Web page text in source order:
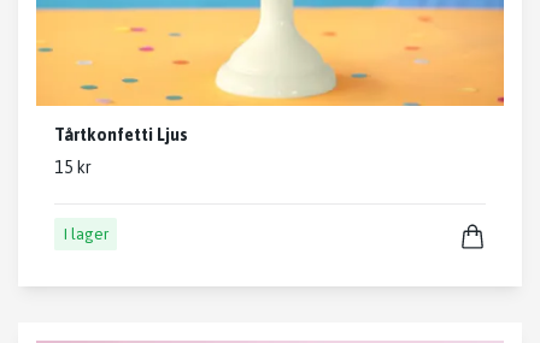
Tårtkonfetti Ljus
15 kr
I lager